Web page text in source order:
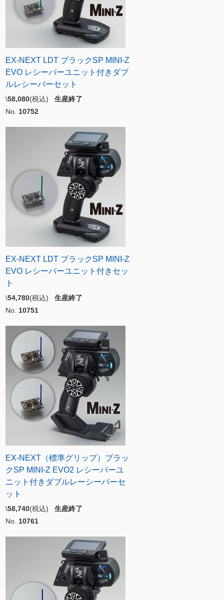
EX-NEXT LDT ブラックSP MINI-Z
EVO レシーバーユニット付きダブ
ルレシーバーセット
\58,080(税込) 生産終了
No. 10752
EX-NEXT LDT ブラックSP MINI-Z
EVO レシーバーユニット付きセッ
ト
\54,780(税込) 生産終了
No. 10751
EX-NEXT（標準グリップ）ブラッ
クSP MINI-Z EVO2 レシーバーユ
ニット付きダブルレーシーバーセ
ット
\58,740(税込) 生産終了
No. 10761